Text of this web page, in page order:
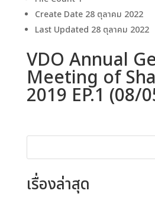
Create Date 28 ตุลาคม 2022
Last Updated 28 ตุลาคม 2022
VDO Annual
Meeting of
2019 EP.1 (08/
เรื่องล่าสุด